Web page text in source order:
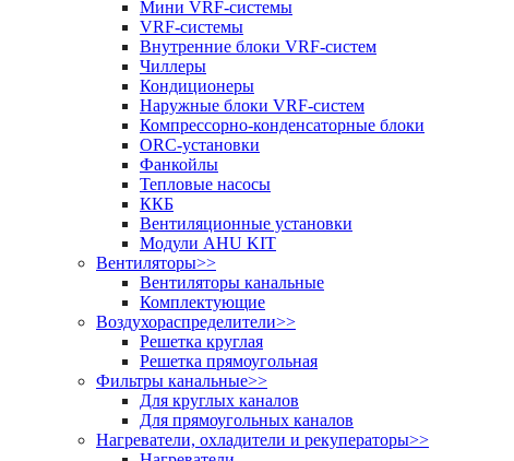
Мини VRF-системы
VRF-системы
Внутренние блоки VRF-систем
Чиллеры
Кондиционеры
Наружные блоки VRF-систем
Компрессорно-конденсаторные блоки
ORC-установки
Фанкойлы
Тепловые насосы
ККБ
Вентиляционные установки
Модули AHU KIT
Вентиляторы>>
Вентиляторы канальные
Комплектующие
Воздухораспределители>>
Решетка круглая
Решетка прямоугольная
Фильтры канальные>>
Для круглых каналов
Для прямоугольных каналов
Нагреватели, охладители и рекуператоры>>